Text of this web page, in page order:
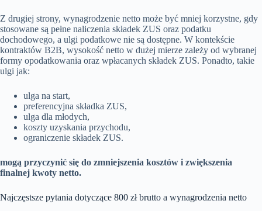
Z drugiej strony, wynagrodzenie netto może być mniej korzystne, gdy
stosowane są pełne naliczenia składek ZUS oraz podatku
dochodowego, a ulgi podatkowe nie są dostępne. W kontekście
kontraktów B2B, wysokość netto w dużej mierze zależy od wybranej
formy opodatkowania oraz wpłacanych składek ZUS. Ponadto, takie
ulgi jak:
ulga na start,
preferencyjna składka ZUS,
ulga dla młodych,
koszty uzyskania przychodu,
ograniczenie składek ZUS.
mogą przyczynić się do zmniejszenia kosztów i zwiększenia
finalnej kwoty netto.
Najczęstsze pytania dotyczące 800 zł brutto a wynagrodzenia netto